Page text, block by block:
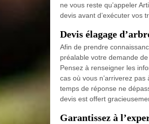
ne vous reste qu’appeler
devis avant d’exécuter vos
Devis élagage
Afin de prendre
préalable votre demande
Pensez à renseigner les
cas où vous n’arriverez
temps de réponse ne
devis est offert
Garantissez à